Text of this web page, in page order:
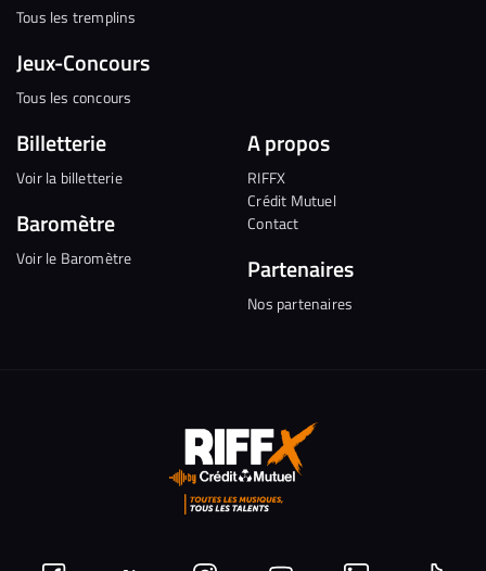
Tous les tremplins
Jeux-Concours
Tous les concours
Billetterie
Voir la billetterie
Baromètre
Voir le Baromètre
A propos
RIFFX
Crédit Mutuel
Contact
Partenaires
Nos partenaires